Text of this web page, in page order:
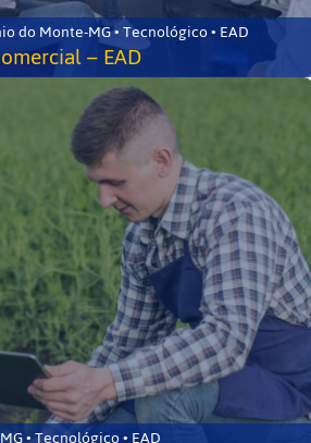
do Monte-MG • Tecnológico • EAD
– EAD